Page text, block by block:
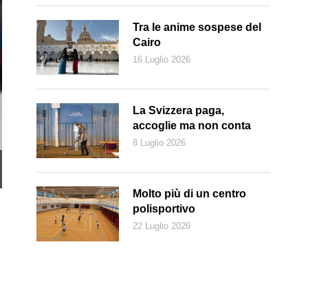
(Keystone)
Tra le anime sospese del
Cairo
16 Luglio 2026
La Svizzera paga,
accoglie ma non conta
8 Luglio 2026
Molto più di un centro
polisportivo
22 Luglio 2026